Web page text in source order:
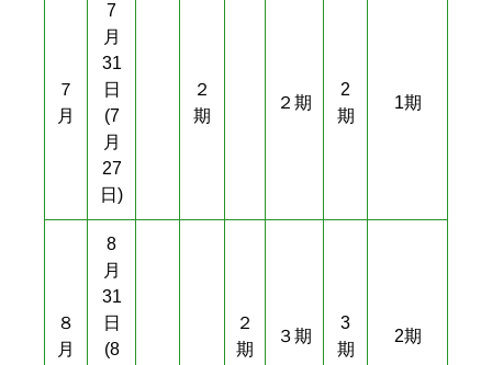
７
月
7
月
31
日
(7
月
27
日)
２
期
２期
2
期
1期
８
月
8
月
31
日
(8
２
期
３期
3
期
2期